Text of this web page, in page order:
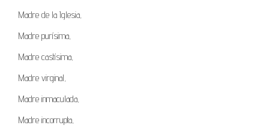
Madre de la Iglesia,
Madre purísima,
Madre castísima,
Madre virginal,
Madre inmaculada,
Madre incorrupta,